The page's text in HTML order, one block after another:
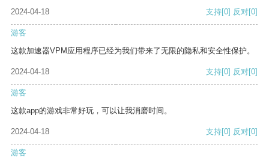
2024-04-18
支持[0] 反对[0]
游客
这款加速器VPM应用程序已经为我们带来了无限的隐私和安全性保护。
2024-04-18 支持[0] 反对[0]
游客
这款app的游戏非常好玩，可以让我消磨时间。
2024-04-18 支持[0] 反对[0]
游客